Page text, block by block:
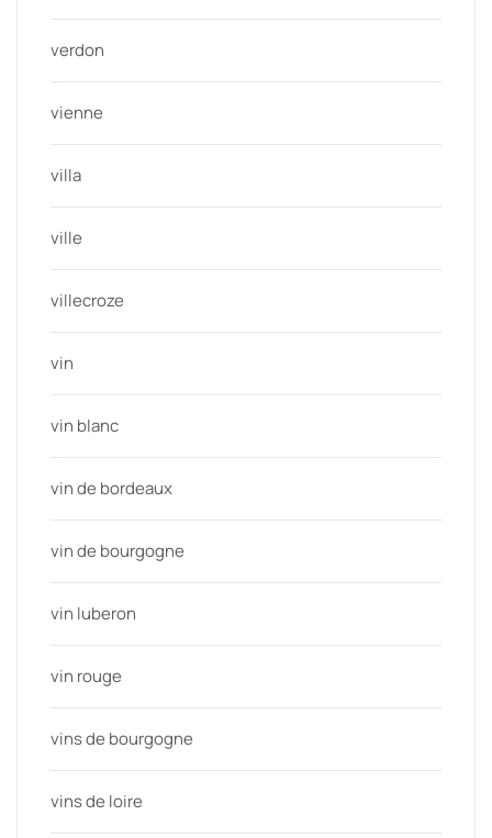
verdon
vienne
villa
ville
villecroze
vin
vin blanc
vin de bordeaux
vin de bourgogne
vin luberon
vin rouge
vins de bourgogne
vins de loire